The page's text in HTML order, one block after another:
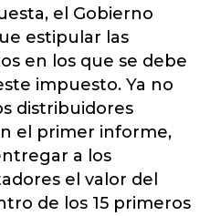
el Gobierno
estipular las
en los que se debe
impuesto. Ya no
distribuidores
el primer informe,
a los
el valor del
de los 15 primeros